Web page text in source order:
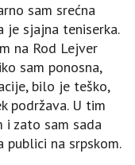
sam srećna
je sjajna teniserka.
na Rod Lejver
sam ponosna,
bilo je teško,
podržava. U tim
i zato sam sada
publici na srpskom.